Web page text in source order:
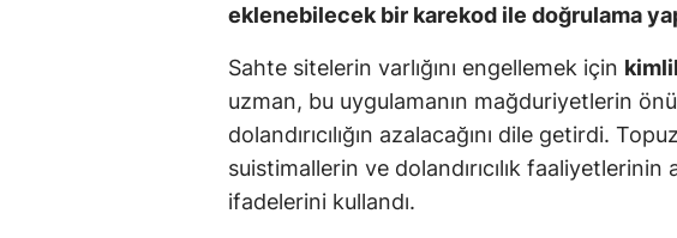
eklenebilecek bir karekod ile doğrulama
Sahte sitelerin varlığını engellemek için
uzman, bu uygulamanın mağduriyetlerin
dolandırıcılığın azalacağını dile getirdi.
suistimallerin ve dolandırıcılık faaliyetlerinin
ifadelerini kullandı.